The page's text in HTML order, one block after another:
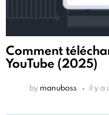
Comment
YouTube (2025)
by manuboss il y a